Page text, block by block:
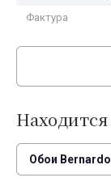
Фактура
Находится
Обои